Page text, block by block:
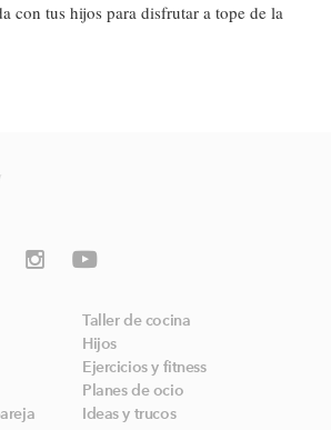
con tus hijos para disfrutar a tope de la
Taller de cocina
Hijos
Ejercicios y fitness
Planes de ocio
Ideas y trucos